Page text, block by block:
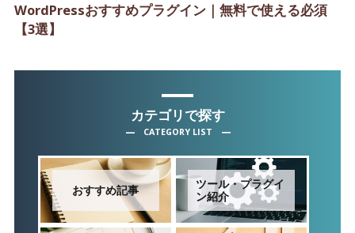
WordPressおすすめプラグイン｜無料で使える必須
【3選】
カテゴリで探す
CATEGORY LIST
おすすめ記事
ツール・プラグイ
ン紹介